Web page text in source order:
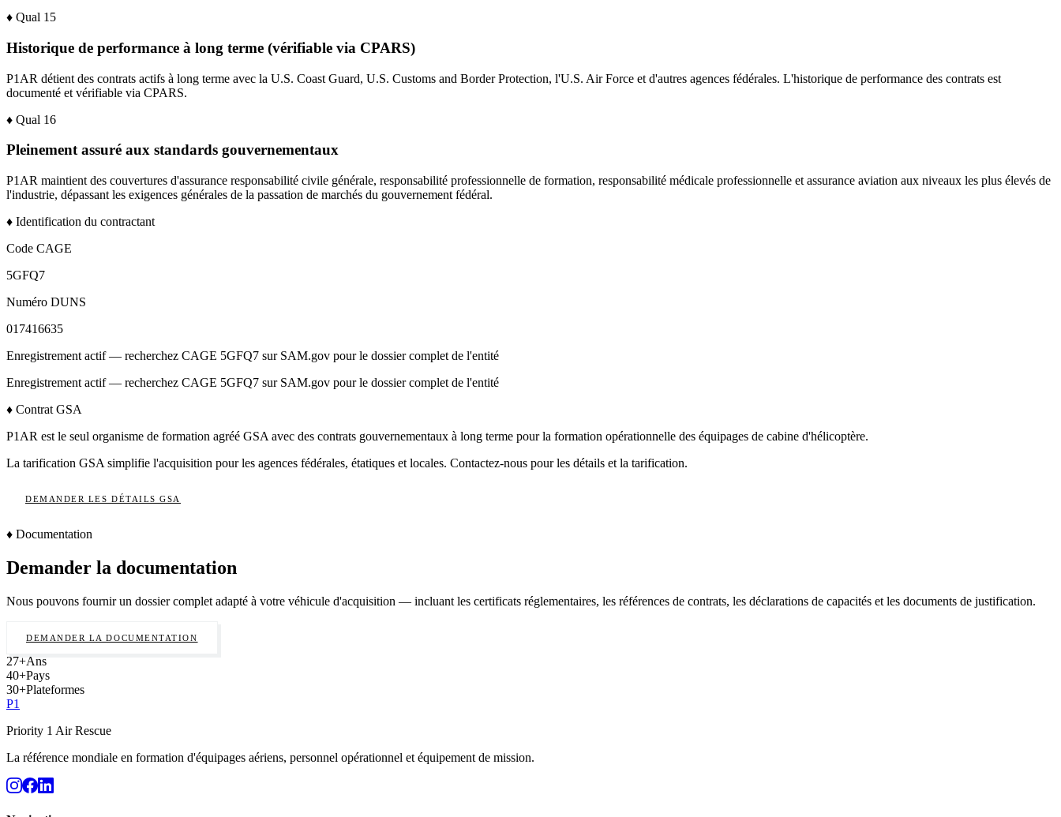
♦ Qual 15
Historique de performance à long terme (vérifiable via CPARS)
P1AR détient des contrats actifs à long terme avec la U.S. Coast Guard, U.S. Customs and Border Protection, l'U.S. Air Force et d'autres agences fédérales. L'historique de performance des contrats est
documenté et vérifiable via CPARS.
♦ Qual 16
Pleinement assuré aux standards gouvernementaux
P1AR maintient des couvertures d'assurance responsabilité civile générale, responsabilité professionnelle de formation, responsabilité médicale professionnelle et assurance aviation aux niveaux les plus élevés de
l'industrie, dépassant les exigences générales de la passation de marchés du gouvernement fédéral.
♦ Identification du contractant
Code CAGE
5GFQ7
Numéro DUNS
017416635
Enregistrement actif — recherchez CAGE 5GFQ7 sur SAM.gov pour le dossier complet de l'entité
Enregistrement actif — recherchez CAGE 5GFQ7 sur SAM.gov pour le dossier complet de l'entité
♦ Contrat GSA
P1AR est le seul organisme de formation agréé GSA avec des contrats gouvernementaux à long terme pour la formation opérationnelle des équipages de cabine d'hélicoptère.
La tarification GSA simplifie l'acquisition pour les agences fédérales, étatiques et locales. Contactez-nous pour les détails et la tarification.
DEMANDER LES DÉTAILS GSA
♦ Documentation
Demander la documentation
Nous pouvons fournir un dossier complet adapté à votre véhicule d'acquisition — incluant les certificats réglementaires, les références de contrats, les déclarations de capacités et les documents de justification.
DEMANDER LA DOCUMENTATION
27+Ans
40+Pays
30+Plateformes
P1
Priority 1 Air Rescue
La référence mondiale en formation d'équipages aériens, personnel opérationnel et équipement de mission.